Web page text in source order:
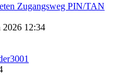
Zugangsweg PIN/TAN
2026 12:34